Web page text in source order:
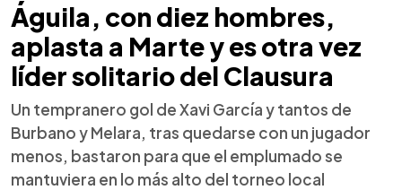
Águila, con diez hombres,
aplasta a Marte y es otra vez
líder solitario del Clausura
Un tempranero gol de Xavi García y tantos de
Burbano y Melara, tras quedarse con un jugador
menos, bastaron para que el emplumado se
mantuviera en lo más alto del torneo local